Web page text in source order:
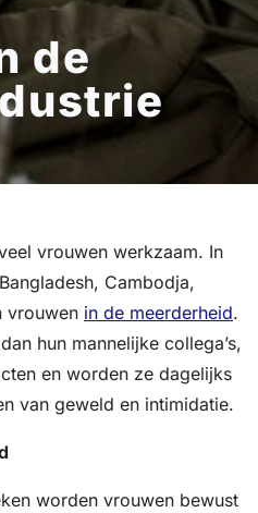
de
vrouwen werkzaam. In
Cambodja,
vrouwen in de meerderheid.
hun mannelijke collega’s,
en worden ze dagelijks
van geweld en intimidatie.
worden vrouwen bewust